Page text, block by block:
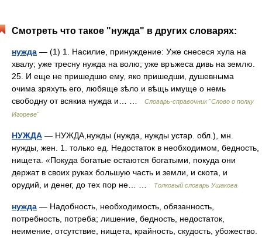
Смотреть что такое "нужда" в других словарях:
нужда — (1) 1. Насилие, принуждение: Уже снесеся хула на
хвалу; уже тресну нужда на волю; уже връжеса дивь на землю.
25. И еще не пришедшю ему, яко пришедши, душевныма
очима зряхуть его, любяще зѣло и вѣщь имуще о немь
свободну от всякиа нужда и… …
Словарь-справочник "Слово о полку
Игореве"
НУЖДА — НУЖДА,нужды (нужда, нужды устар. обл.), мн.
нужды, жен. 1. только ед. Недостаток в необходимом, бедность,
нищета. «Покуда богатые остаются богатыми, покуда они
держат в своих руках большую часть и земли, и скота, и
орудий, и денег, до тех пор не… …
Толковый словарь Ушакова
нужда — Надобность, необходимость, обязанность,
потребность, потреба; лишение, бедность, недостаток,
неимение, отсутствие, нищета, крайность, скудость, убожество.